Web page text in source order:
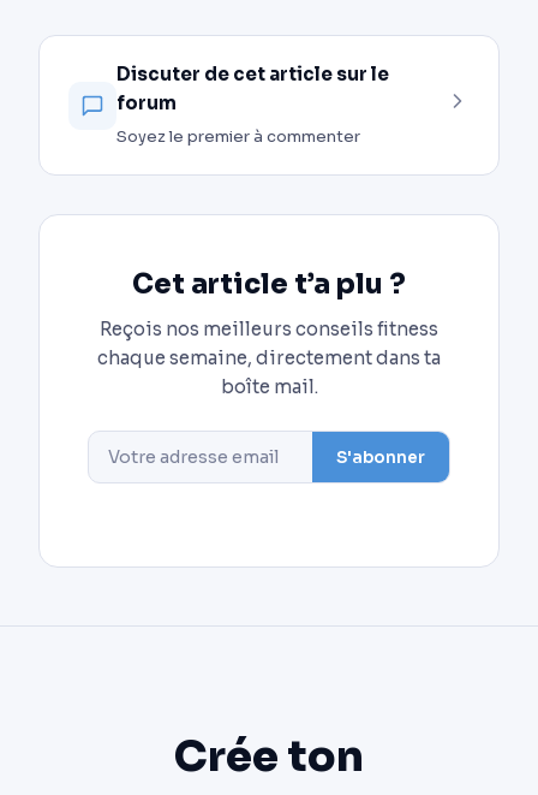
Discuter de cet article sur le
forum
Soyez le premier à commenter
Cet article t’a plu ?
Reçois nos meilleurs conseils fitness
chaque semaine, directement dans ta
boîte mail.
S'abonner
Crée ton